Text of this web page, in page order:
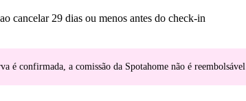
ao cancelar 29 dias ou menos antes do check-in
é confirmada, a comissão da Spotahome não é reembolsável